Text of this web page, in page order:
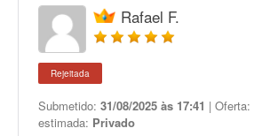
Rafael F.
Rejeitada
Submetido: 31/08/2025 às 17:41 | Oferta:
estimada: Privado